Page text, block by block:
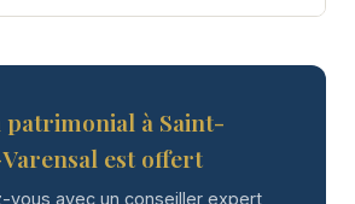
à Saint-
est offert
vous avec un conseiller expert